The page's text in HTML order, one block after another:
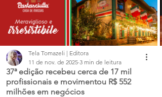
37ª edição recebeu cerca de 17 mil
profissionais e movimentou R$ 552
milhões em negócios
Tela Tomazeli | Editora
11 de nov. de 2025 3 min de leitura